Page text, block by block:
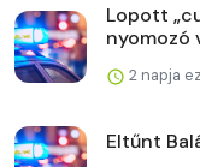
Lopott
nyomozó
2 napja
Eltűnt